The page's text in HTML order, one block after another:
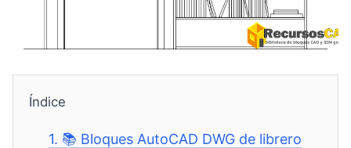
Índice
1. 📚 Bloques AutoCAD DWG de librero